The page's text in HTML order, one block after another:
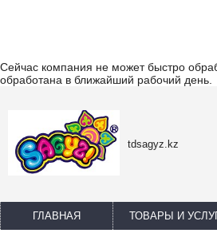
Сейчас компания не может быстро
обработана в ближайший рабочий день.
tdsagyz.kz
ГЛАВНАЯ ТОВАРЫ И